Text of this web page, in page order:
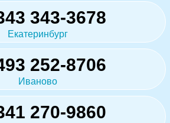
343-3678
Екатеринбург
252-8706
Иваново
270-9860